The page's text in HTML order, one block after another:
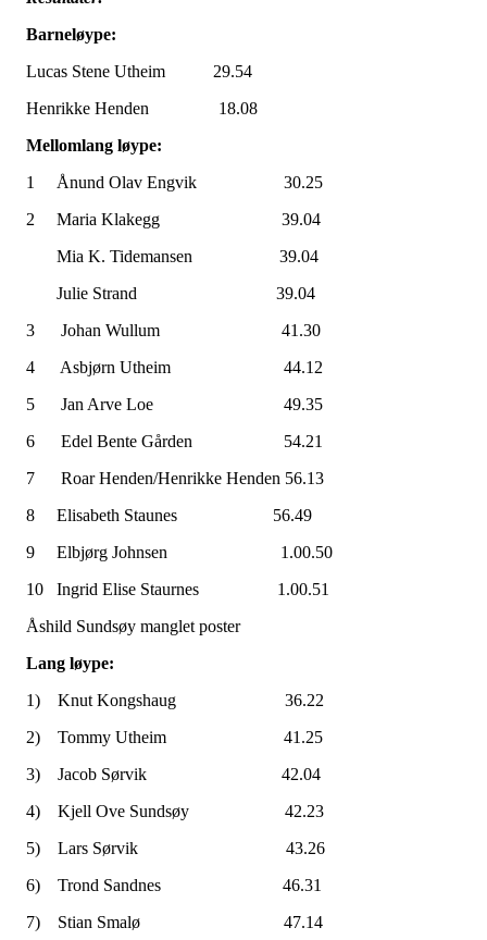
Barneløype:
Lucas Stene Utheim 29.54
Henrikke Henden 18.08
Mellomlang løype:
1 Ånund Olav Engvik 30.25
2 Maria Klakegg 39.04
Mia K. Tidemansen 39.04
Julie Strand 39.04
3 Johan Wullum 41.30
4 Asbjørn Utheim 44.12
5 Jan Arve Loe 49.35
6 Edel Bente Gården 54.21
7 Roar Henden/Henrikke Henden 56.13
8 Elisabeth Staunes 56.49
9 Elbjørg Johnsen 1.00.50
10 Ingrid Elise Staurnes 1.00.51
Åshild Sundsøy manglet poster
Lang løype:
1) Knut Kongshaug 36.22
2) Tommy Utheim 41.25
3) Jacob Sørvik 42.04
4) Kjell Ove Sundsøy 42.23
5) Lars Sørvik 43.26
6) Trond Sandnes 46.31
7) Stian Smalø 47.14